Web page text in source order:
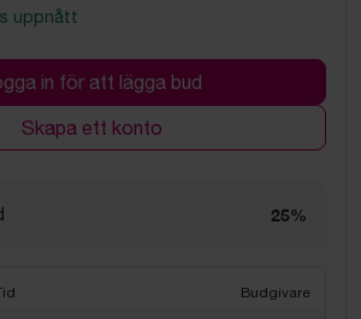
uppnått
in för att lägga bud
Skapa ett konto
25%
Budgivare